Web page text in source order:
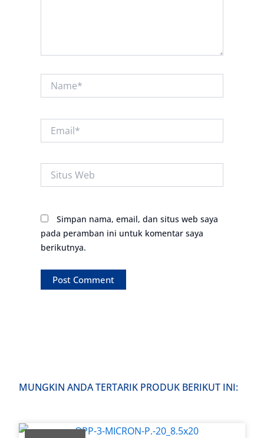
Situs
Web
Simpan nama, email, dan situs web saya
pada peramban ini untuk komentar saya
berikutnya.
MUNGKIN ANDA TERTARIK PRODUK BERIKUT INI: